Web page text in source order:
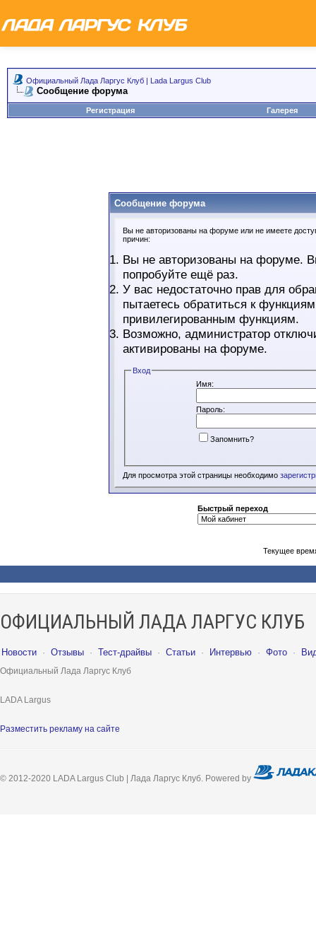
Официальный Лада Ларгус Клуб | Lada Largus Club
Сообщение форума
Регистрация Галерея
Сообщение форума
Вы не авторизованы на форуме или не имеете
причин:
Вы не авторизованы на форуме.
попробуйте ещё раз.
У вас недостаточно прав для
пытаетесь обратиться к
привилегированным функциям.
Возможно, администратор
активированы на форуме.
Вход
Имя:
Пароль:
Запомнить?
Для просмотра этой страницы необходимо
Быстрый переход
Текущее
ОФИЦИАЛЬНЫЙ ЛАДА ЛАРГУС КЛУБ
Новости · Отзывы · Тест-драйвы · Статьи · Интервью · Фото ·
Официальный Лада Ларгус Клуб
LADA Largus
Разместить рекламу на сайте
© 2012-2020 LADA Largus Club | Лада Ларгус Клуб. Powered by